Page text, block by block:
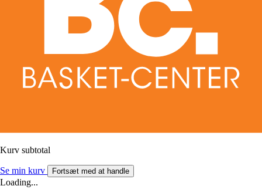
Kurv subtotal
Se min kurv Fortsæt med at handle
Loading...